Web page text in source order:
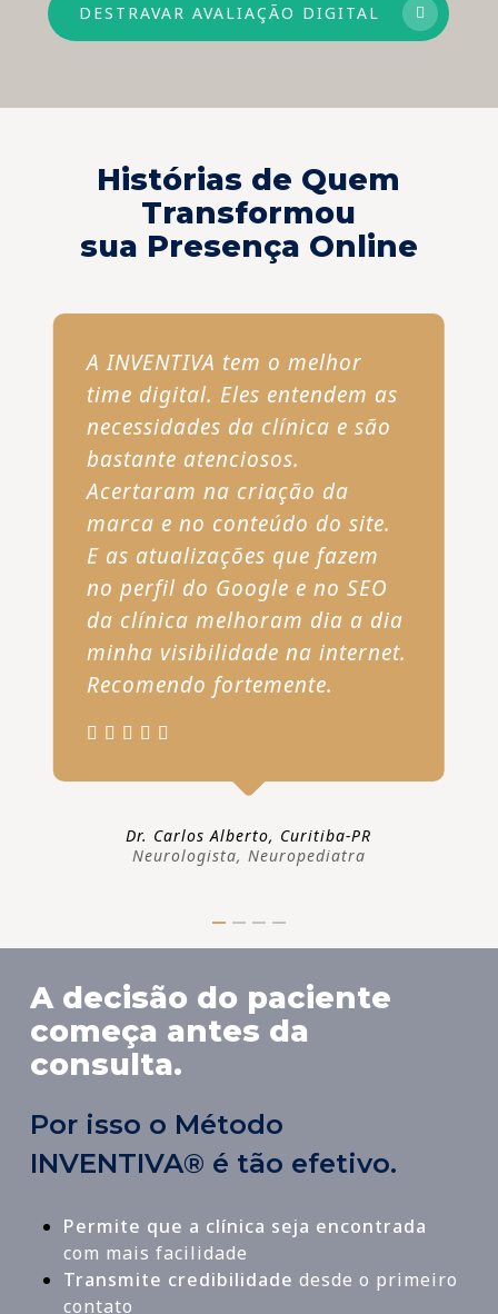
DESTRAVAR AVALIAÇÃO DIGITAL
Histórias de Quem
Transformou
sua Presença Online
A INVENTIVA tem o melhor
time digital. Eles entendem as
necessidades da clínica e são
bastante atenciosos.
Acertaram na criação da
marca e no conteúdo do site.
E as atualizações que fazem
no perfil do Google e no SEO
da clínica melhoram dia a dia
minha visibilidade na internet.
Recomendo fortemente.
Dr. Carlos Alberto, Curitiba-PR
Neurologista, Neuropediatra
A decisão do paciente
começa antes da
consulta.
Por isso o Método
INVENTIVA® é tão efetivo.
Permite que a clínica seja encontrada
com mais facilidade
Transmite credibilidade desde o primeiro
contato